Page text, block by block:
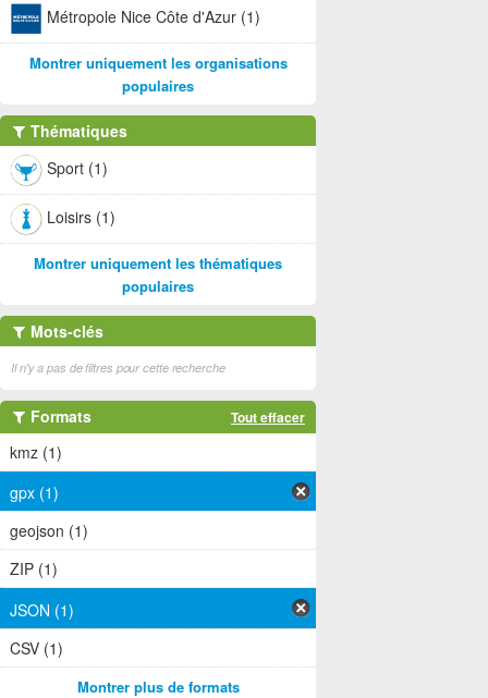
Métropole Nice Côte d'Azur (1)
Montrer uniquement les organisations
populaires
Thématiques
Sport (1)
Loisirs (1)
Montrer uniquement les thématiques
populaires
Mots-clés
Il n'y a pas de filtres pour cette recherche
Formats Tout effacer
kmz (1)
gpx (1)
geojson (1)
ZIP (1)
JSON (1)
CSV (1)
Montrer plus de formats